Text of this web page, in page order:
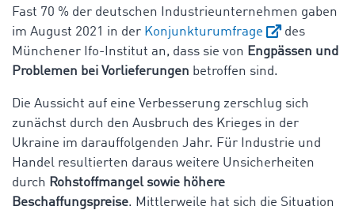
Fast 70 % der deutschen Industrieunternehmen gaben
im August 2021 in der Konjunkturumfrage
des
Münchener Ifo-Institut an, dass sie von Engpässen und
Problemen bei Vorlieferungen betroffen sind.
Die Aussicht auf eine Verbesserung zerschlug sich
zunächst durch den Ausbruch des Krieges in der
Ukraine im darauffolgenden Jahr. Für Industrie und
Handel resultierten daraus weitere Unsicherheiten
durch Rohstoffmangel sowie höhere
Beschaffungspreise. Mittlerweile hat sich die Situation